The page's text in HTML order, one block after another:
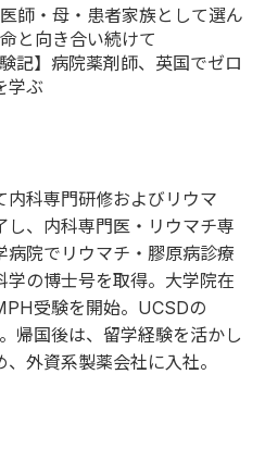
師・母・患者家族として選ん
と向き合い続けて
記】病院薬剤師、英国でゼロ
学ぶ
科専門研修およびリウマ
し、内科専門医・リウマチ専
病院でリウマチ・膠原病診療
学の博士号を取得。大学院在
受験を開始。UCSDの
帰国後は、留学経験を活かし
外資系製薬会社に入社。